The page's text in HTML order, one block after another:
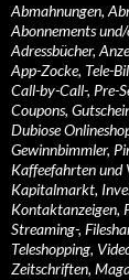
Abmahnungen,
Abonnements
Adressbücher,
App-Zocke, Tele-
Call-by-Call-, Pre-
Coupons,
Dubiose
Gewinnbimmler,
Kaffeefahrten und
Kapitalmarkt,
Kontaktanzeigen,
Streaming-,
Teleshopping,
Zeitschriften,